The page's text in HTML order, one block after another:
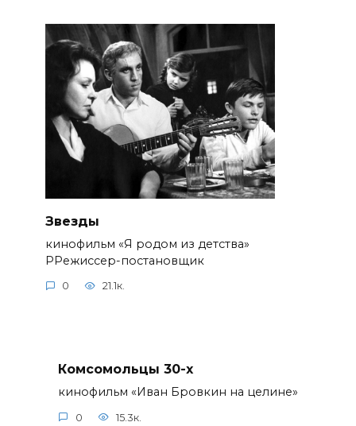
Звезды
кинофильм «Я родом из детства»
РРежиссер-постановщик
0 21.1к.
Комсомольцы 30-x
кинофильм «Иван Бровкин на целине»
0 15.3к.